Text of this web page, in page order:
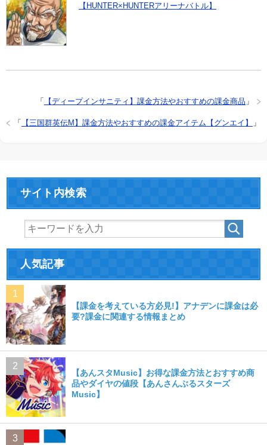
【HUNTER×HUNTERアリーナバトル】
「 【ディープインサニティ】課金方法やおすすめの課金商品 」
「 【三国群英伝M】課金方法やおすすめの課金アイテム【グンエイ】 」
サイト内検索
人気記事
【課金を考えている方必見!】アナデンに課金は必
要?課金に関連する情報まとめ
【あんスタMusic】お得な課金方法とおすすめ商
品やダイヤの値段【あんさんぶるスターズ
Music】